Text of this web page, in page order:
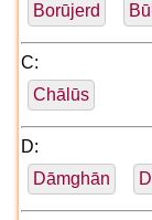
Borūjerd
C:
Chālūs
D:
Dāmghān